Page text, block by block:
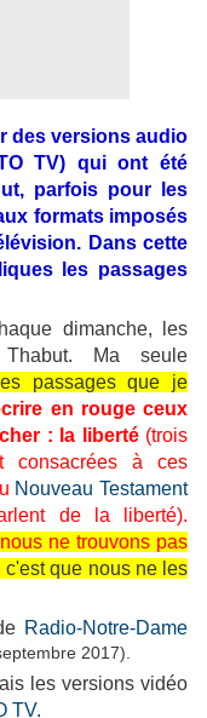
des versions audio
TV) qui ont été
parfois pour les
formats imposés
Dans cette
les passages
dimanche, les
Thabut. Ma seule
passages que je
en rouge ceux
: la liberté (trois
consacrées à ces
Nouveau Testament
de la liberté).
ne trouvons pas
c'est que nous ne les
Radio-Notre-Dame
2017).
les versions vidéo
TV.